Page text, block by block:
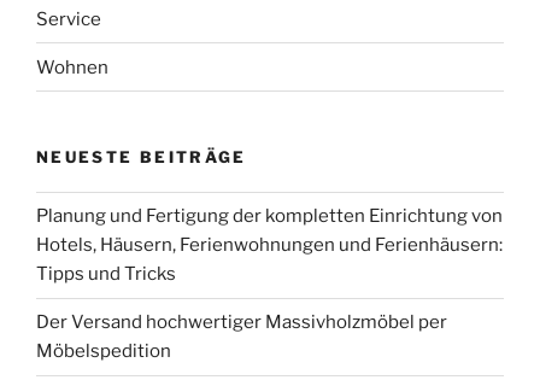
Service
Wohnen
NEUESTE BEITRÄGE
Planung und Fertigung der kompletten Einrichtung von
Hotels, Häusern, Ferienwohnungen und Ferienhäusern:
Tipps und Tricks
Der Versand hochwertiger Massivholzmöbel per
Möbelspedition